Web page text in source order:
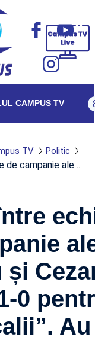
CAMPUS TV
TV Politic
de campanie ale…
și
0